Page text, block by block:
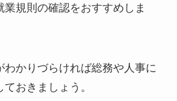
業規則の確認をおすすめ しま
わかりづらければ総務や人事に
おきましょう。